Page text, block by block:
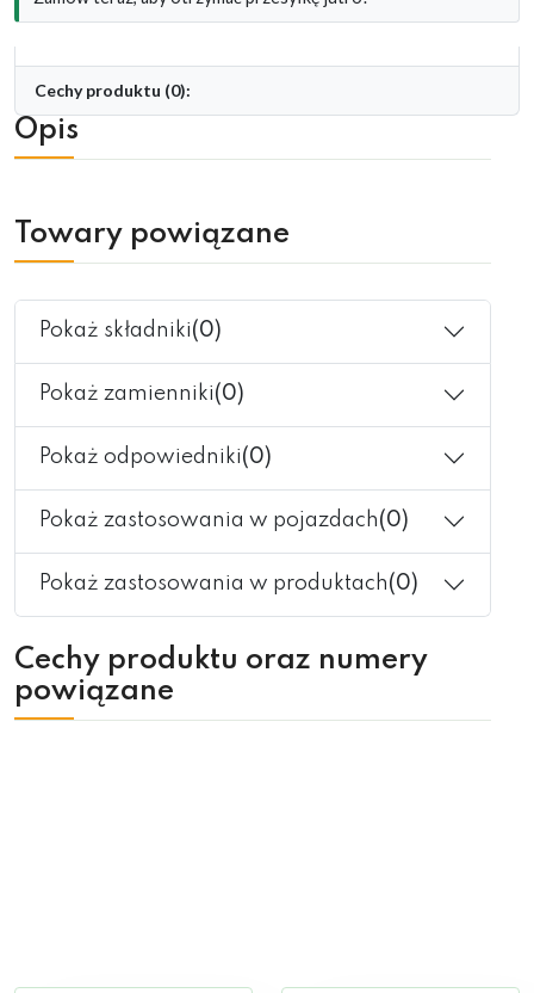
Cechy produktu (0):
Opis
Towary powiązane
Pokaż składniki(0)
Pokaż zamienniki(0)
Pokaż odpowiedniki(0)
Pokaż zastosowania w pojazdach(0)
Pokaż zastosowania w produktach(0)
Cechy produktu oraz numery
powiązane